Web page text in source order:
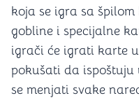
koja se igra sa
gobline i specijalne
igrači će igrati karte
pokušati da
se menjati svake